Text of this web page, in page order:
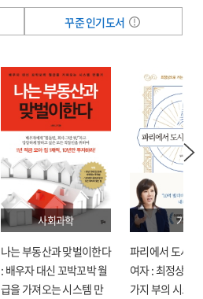
꾸준 인기도서
사회과학
나는 부동산과 맞벌이한다
: 배우자 대신 꼬박꼬박 월
급을 가져오는 시스템 만
기술
파리에서 도시락
여자 : 최정상으
가지 부의 시크릿